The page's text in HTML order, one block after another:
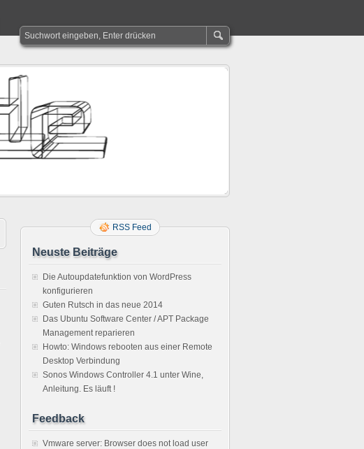
RSS Feed
Neuste Beiträge
Die Autoupdatefunktion von WordPress
konfigurieren
Guten Rutsch in das neue 2014
Das Ubuntu Software Center / APT Package
Management reparieren
Howto: Windows rebooten aus einer Remote
Desktop Verbindung
Sonos Windows Controller 4.1 unter Wine,
Anleitung. Es läuft !
Feedback
Vmware server: Browser does not load user